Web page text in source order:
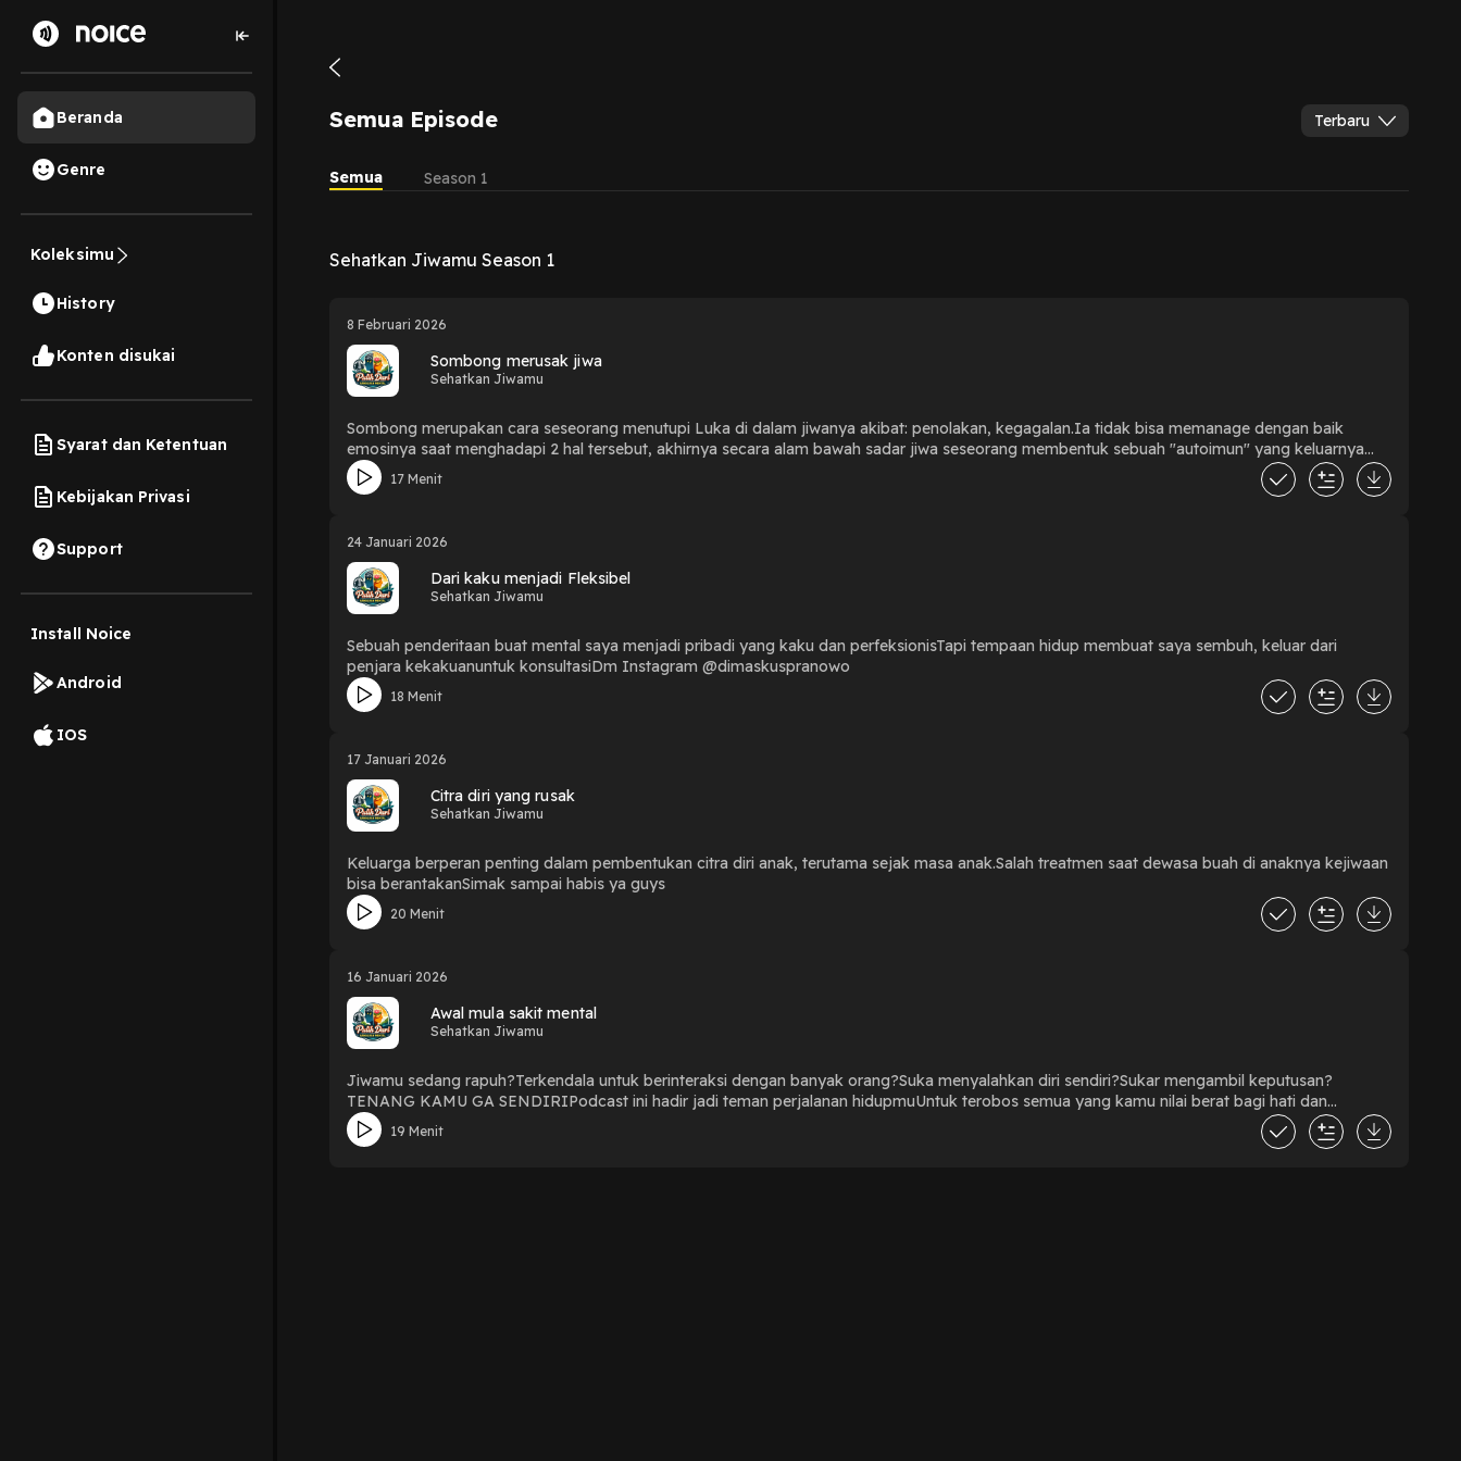
Beranda
Genre
Koleksimu
History
Konten disukai
Syarat dan Ketentuan
Kebijakan Privasi
Support
Install Noice
Android
IOS
Semua Episode Terbaru
Semua Season 1
Sehatkan Jiwamu Season 1
8 Februari 2026
Sombong merusak jiwa
Sehatkan Jiwamu
Sombong merupakan cara seseorang menutupi Luka di dalam jiwanya akibat: penolakan, kegagalan.Ia tidak bisa memanage dengan baik
emosinya saat menghadapi 2 hal tersebut, akhirnya secara alam bawah sadar jiwa seseorang membentuk sebuah "autoimun" yang keluarnya
adalah kesombonganYuk jangan biarkan luka batinmu berakar lama, sembuhkan luka batinmu
17 Menit
24 Januari 2026
Dari kaku menjadi Fleksibel
Sehatkan Jiwamu
Sebuah penderitaan buat mental saya menjadi pribadi yang kaku dan perfeksionisTapi tempaan hidup membuat saya sembuh, keluar dari
penjara kekakuanuntuk konsultasiDm Instagram @dimaskuspranowo
18 Menit
17 Januari 2026
Citra diri yang rusak
Sehatkan Jiwamu
Keluarga berperan penting dalam pembentukan citra diri anak, terutama sejak masa anak.Salah treatmen saat dewasa buah di anaknya kejiwaan
bisa berantakanSimak sampai habis ya guys
20 Menit
16 Januari 2026
Awal mula sakit mental
Sehatkan Jiwamu
Jiwamu sedang rapuh?Terkendala untuk berinteraksi dengan banyak orang?Suka menyalahkan diri sendiri?Sukar mengambil keputusan?
TENANG KAMU GA SENDIRIPodcast ini hadir jadi teman perjalanan hidupmuUntuk terobos semua yang kamu nilai berat bagi hati dan
pikiranmuSang host akan bercerita bagaimana ia bisa pulih mental yang hancur.
19 Menit